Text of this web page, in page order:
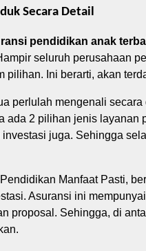
Secara Detail
pendidikan anak
seluruh perusahaan
pilihan. Ini berarti, akan
perlulah mengenali
ada 2 pilihan jenis layanan
juga. Sehingga
Manfaat Pasti,
Asuransi ini
proposal. Sehingga, di